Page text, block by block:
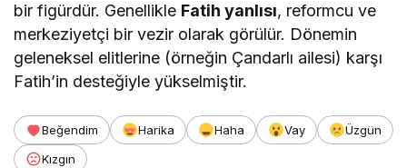
bir figürdür. Genellikle Fatih yanlısı, reformcu ve
merkeziyetçi bir vezir olarak görülür. Dönemin
geleneksel elitlerine (örneğin Çandarlı ailesi) karşı
Fatih’in desteğiyle yükselmiştir.
Beğendim Harika Haha Vay
Üzgün
Kızgın